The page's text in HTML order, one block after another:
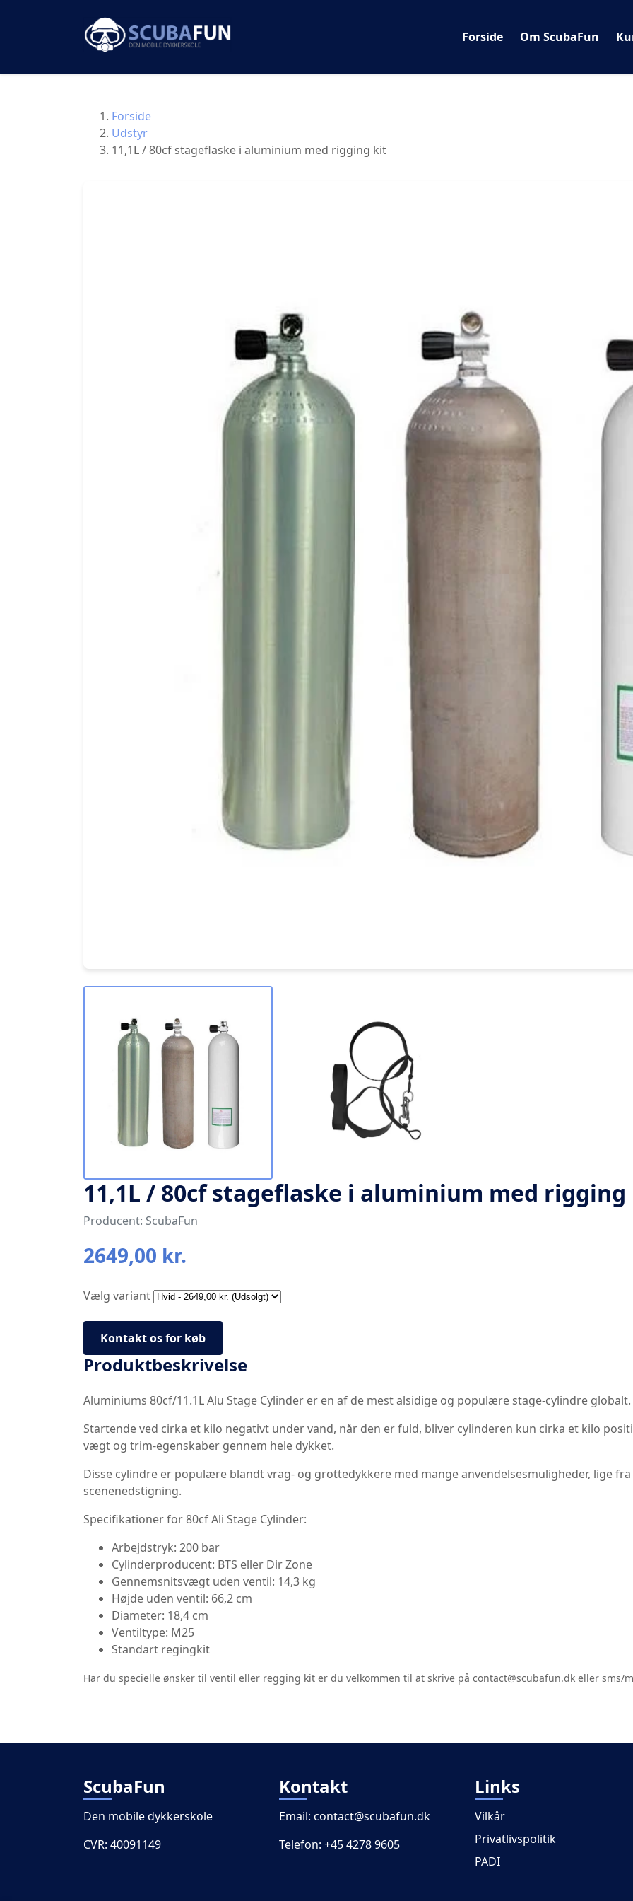
Forside Om ScubaFun
Forside
Udstyr
11,1L / 80cf stageflaske i aluminium med rigging kit
11,1L / 80cf stageflaske i aluminium med
Producent: ScubaFun
2649,00 kr.
Vælg variant
Kontakt os for køb
Produktbeskrivelse
Aluminiums 80cf/11.1L Alu Stage Cylinder er en af de mest alsidige og populære stage-cylindre globalt.
Startende ved cirka et kilo negativt under vand, når den er fuld, bliver cylinderen kun cirka et kilo
vægt og trim-egenskaber gennem hele dykket.
Disse cylindre er populære blandt vrag- og grottedykkere med mange anvendelsesmuligheder, lige
scenenedstigning.
Specifikationer for 80cf Ali Stage Cylinder:
Arbejdstryk: 200 bar
Cylinderproducent: BTS eller Dir Zone
Gennemsnitsvægt uden ventil: 14,3 kg
Højde uden ventil: 66,2 cm
Diameter: 18,4 cm
Ventiltype: M25
Standart regingkit
Har du specielle ønsker til ventil eller regging kit er du velkommen til at skrive på contact@scubafun.dk eller sms/
ScubaFun
Den mobile dykkerskole
CVR: 40091149
Kontakt
Email: contact@scubafun.dk
Telefon: +45 4278 9605
Links
Vilkår
Privatlivspolitik
PADI